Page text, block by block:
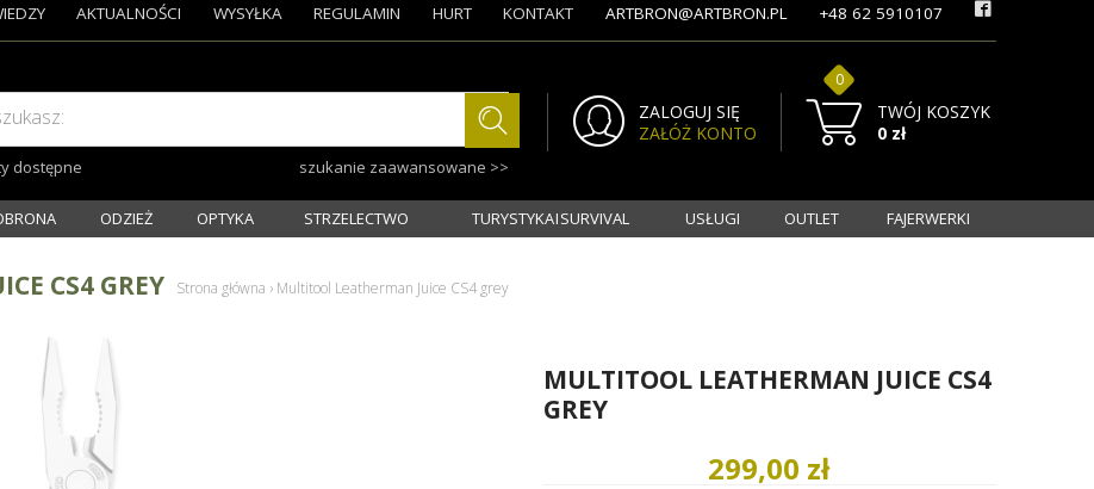
dostępne szukanie zaawansowane >>
ZALOGUJ SIĘ
ZAŁÓŻ KONTO
TWÓJ KOSZYK
0
0 zł
AKTUALNOŚCI WYSYŁKA REGULAMIN HURT KONTAKT ARTBRON@ARTBRON.PL +48 62 5910107
ODZIEŻ OPTYKA STRZELECTWO TURYSTYKA I SURVIVAL USŁUGI OUTLET FAJERWERKI
CS4 GREY Strona główna › Multitool Leatherman Juice CS4 grey
MULTITOOL LEATHERMAN JUICE CS4
GREY
299,00 zł